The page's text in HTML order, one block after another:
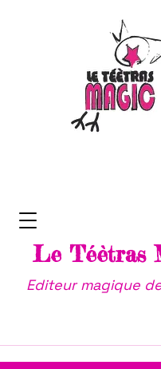
Le Téètras
Editeur magique